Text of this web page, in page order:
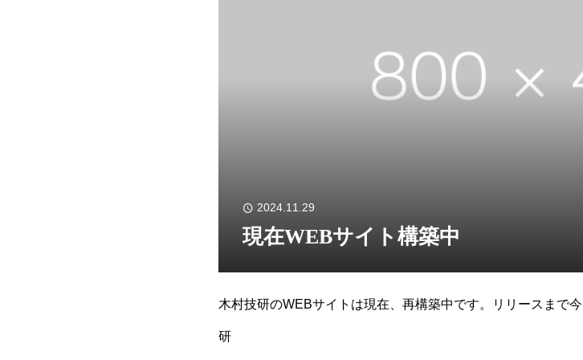
2024.11.29
現在WEBサイト構築中
木村技研のWEBサイトは現在、再構築中です。リリースまで
研